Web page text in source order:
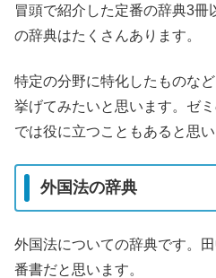
冒頭で紹介した定番の辞典3冊
の辞典はたくさんあります。
特定の分野に特化したものな
挙げてみたいと思います。ゼ
では役に立つこともあると思い
外国法の辞典
外国法についての辞典です。
番書だと思います。